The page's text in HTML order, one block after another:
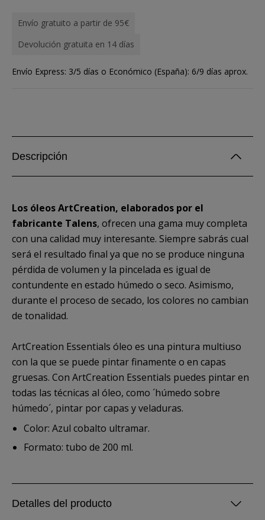
Envío gratuito a partir de 95€
Devolución gratuita en 14 días
Envío Express: 3/5 días o Económico (España): 6/9 días aprox.
Descripción
Los óleos ArtCreation, elaborados por el
fabricante Talens, ofrecen una gama muy completa
con una calidad muy interesante. Siempre sabrás cual
será el resultado final ya que no se produce ninguna
pérdida de volumen y la pincelada es igual de
contundente en estado húmedo o seco. Asimismo,
durante el proceso de secado, los colores no cambian
de tonalidad.
ArtCreation Essentials óleo es una pintura multiuso
con la que se puede pintar finamente o en capas
gruesas. Con ArtCreation Essentials puedes pintar en
todas las técnicas al óleo, como ´húmedo sobre
húmedo´, pintar por capas y veladuras.
Color: Azul cobalto ultramar.
Formato: tubo de 200 ml.
Detalles del producto